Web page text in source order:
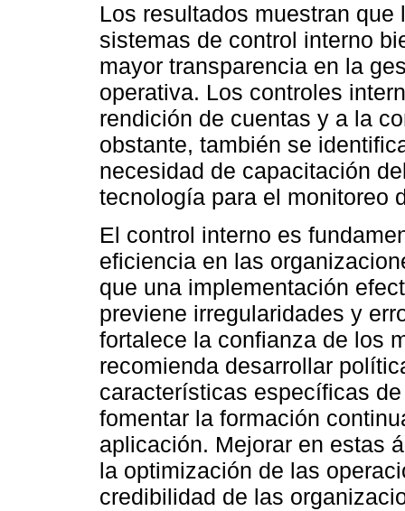
Los resultados muestran
sistemas de control interno
mayor transparencia en la
operativa. Los controles
rendición de cuentas y a la
obstante, también se
necesidad de capacitación
tecnología para el monitoreo
El control interno es
eficiencia en las
que una implementación
previene irregularidades y
fortalece la confianza de los
recomienda desarrollar
características específicas
fomentar la formación
aplicación. Mejorar en estas
la optimización de las
credibilidad de las